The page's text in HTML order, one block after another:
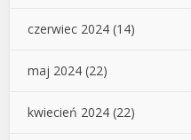
czerwiec 2024 (14)
maj 2024 (22)
kwiecień 2024 (22)